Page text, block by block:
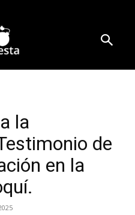
la
de
en la